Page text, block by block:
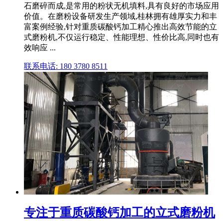
石磨碎而成,是常用的粉状无机填料,具有良好的市场应用
价值。在磨粉设备研发生产领域,桂林拥有雄厚实力和丰
富案例经验,针对重质碳酸钙加工精心推出高效节能的立
式磨粉机,不仅运行稳定、性能理想、性价比高,同时也有
效响应 ...
联系电话: 180 3780 8511
专注于重质碳酸钙加工的立式磨粉机